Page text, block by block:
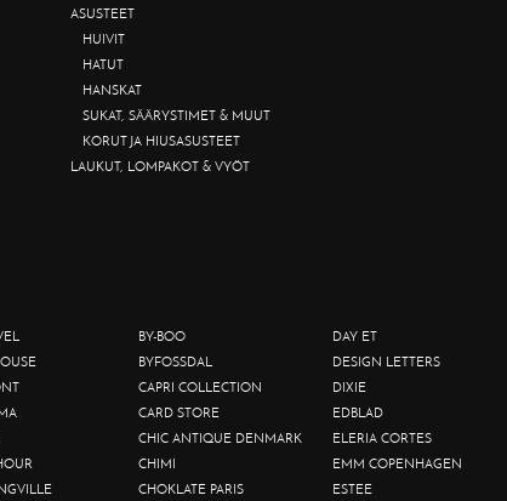
ASUSTEET
HUIVIT
HATUT
HANSKAT
SUKAT, SÄÄRYSTIMET & MUUT
KORUT JA HIUSASUSTEET
LAUKUT, LOMPAKOT & VYÖT
BY-BOO
BYFOSSDAL
CAPRI COLLECTION
CARD STORE
CHIC ANTIQUE DENMARK
CHIMI
CHOKLATE PARIS
DAY ET
DESIGN LETTERS
DIXIE
EDBLAD
ELERIA CORTES
EMM COPENHAGEN
ESTEE